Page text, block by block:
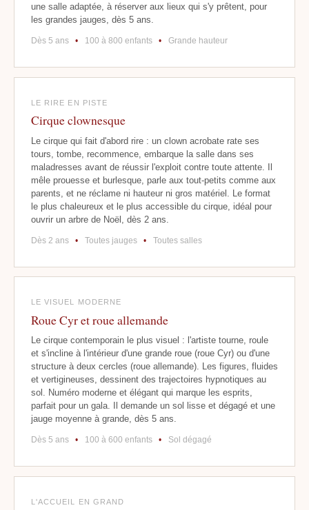
une salle adaptée, à réserver aux lieux qui s'y prêtent, pour
les grandes jauges, dès 5 ans.
Dès 5 ans • 100 à 800 enfants • Grande hauteur
LE RIRE EN PISTE
Cirque clownesque
Le cirque qui fait d'abord rire : un clown acrobate rate ses
tours, tombe, recommence, embarque la salle dans ses
maladresses avant de réussir l'exploit contre toute attente. Il
mêle prouesse et burlesque, parle aux tout-petits comme aux
parents, et ne réclame ni hauteur ni gros matériel. Le format
le plus chaleureux et le plus accessible du cirque, idéal pour
ouvrir un arbre de Noël, dès 2 ans.
Dès 2 ans • Toutes jauges • Toutes salles
LE VISUEL MODERNE
Roue Cyr et roue allemande
Le cirque contemporain le plus visuel : l'artiste tourne, roule
et s'incline à l'intérieur d'une grande roue (roue Cyr) ou d'une
structure à deux cercles (roue allemande). Les figures, fluides
et vertigineuses, dessinent des trajectoires hypnotiques au
sol. Numéro moderne et élégant qui marque les esprits,
parfait pour un gala. Il demande un sol lisse et dégagé et une
jauge moyenne à grande, dès 5 ans.
Dès 5 ans • 100 à 600 enfants • Sol dégagé
L'ACCUEIL EN GRAND